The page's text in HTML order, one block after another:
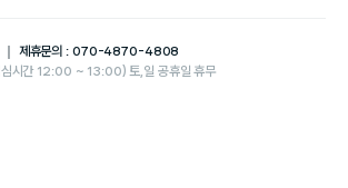
제휴문의 : 070-4870-4808
시간 12:00 ~ 13:00) 토,일 공휴일 휴무